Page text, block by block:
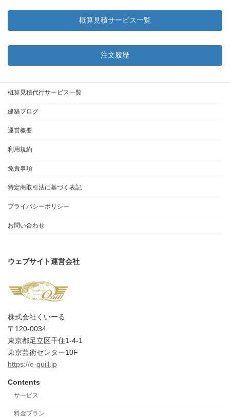
概算見積サービス一覧
注文履歴
概算見積代行サービス一覧
建築ブログ
運営概要
利用規約
免責事項
特定商取引法に基づく表記
プライバシーポリシー
お問い合わせ
ウェブサイト運営会社
株式会社くいーる
〒120-0034
東京都足立区千住1-4-1
東京芸術センター10F
https://e-quill.jp
Contents
サービス
料金プラン